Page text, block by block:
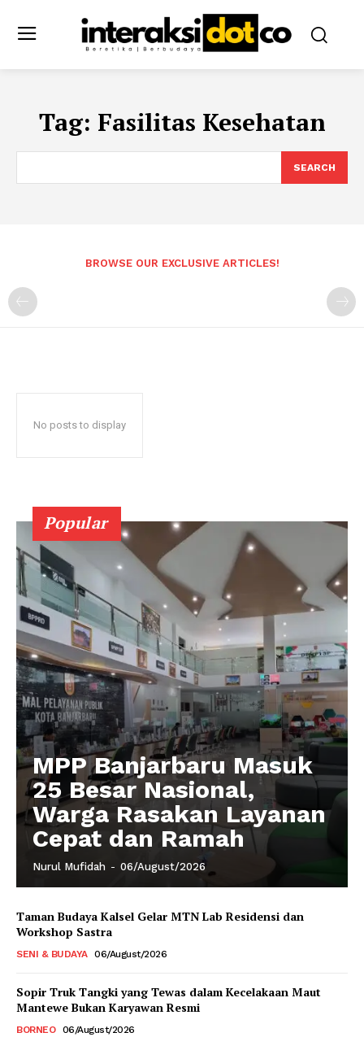
Tag: Fasilitas Kesehatan
SEARCH
BROWSE OUR EXCLUSIVE ARTICLES!
No posts to display
Popular
MPP Banjarbaru Masuk
25 Besar Nasional,
Warga Rasakan Layanan
Cepat dan Ramah
Nurul Mufidah - 06/August/2026
Taman Budaya Kalsel Gelar MTN Lab Residensi dan
Workshop Sastra
SENI & BUDAYA 06/August/2026
Sopir Truk Tangki yang Tewas dalam Kecelakaan Maut
Mantewe Bukan Karyawan Resmi
BORNEO 06/August/2026